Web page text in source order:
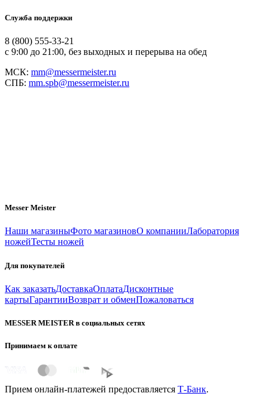
Служба поддержки
8 (800) 555-33-21
с 9:00 до 21:00, без выходных и перерыва на обед
МСК: mm@messermeister.ru
СПБ: mm.spb@messermeister.ru
Messer Meister
Наши магазиныФото магазиновО компанииЛаборатория
ножейТесты ножей
Для покупателей
Как заказатьДоставкаОплатаДисконтные
картыГарантииВозврат и обменПожаловаться
MESSER MEISTER в социальных сетях
Принимаем к оплате
Прием онлайн-платежей предоставляется Т-Банк.